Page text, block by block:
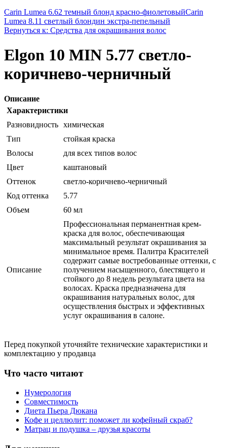
Carin Lumea 6.62 темный блонд красно-фиолетовыйCarin
Lumea 8.11 светлый блондин экстра-пепельный
Вернуться к: Средства для окрашивания волос
Elgon 10 MIN 5.77 светло-
коричнево-черничный
Описание
Характеристики
Разновидность химическая
Тип
стойкая краска
Волосы
для всех типов волос
Цвет
каштановый
Оттенок
светло-коричнево-черничный
Код оттенка
5.77
Объем
60 мл
Описание
Профессиональная перманентная крем-
краска для волос, обеспечивающая
максимальный результат окрашивания за
минимальное время. Палитра Красителей
содержит самые востребованные оттенки, с
получением насыщенного, блестящего и
стойкого до 8 недель результата цвета на
волосах. Краска предназначена для
окрашивания натуральных волос, для
осуществления быстрых и эффективных
услуг окрашивания в салоне.
Перед покупкой уточняйте технические характеристики и
комплектацию у продавца
Что часто читают
Нумерология
Совместимость
Диета Пьера Дюкана
Кофе и целлюлит: поможет ли кофейный скраб?
Матрац и подушка – друзья красоты